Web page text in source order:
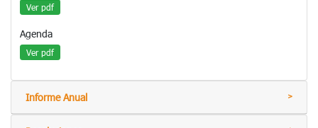
Ver pdf
Agenda
Ver pdf
Informe Anual